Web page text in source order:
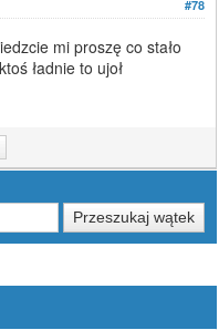
#78
mi proszę co stało
ładnie to ujoł